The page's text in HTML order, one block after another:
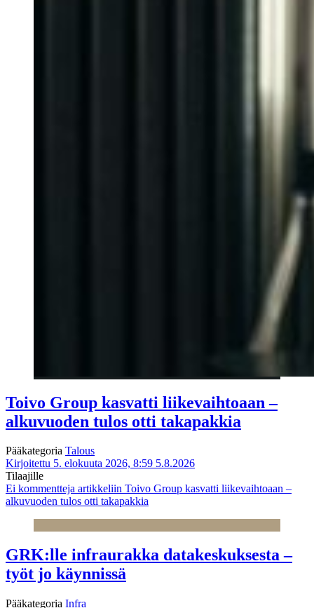
Toivo Group kasvatti liikevaihtoaan –
alkuvuoden tulos otti takapakkia
Pääkategoria Talous
Kirjoitettu 5. elokuuta 2026, 8:59 5.8.2026
Tilaajille
Ei kommentteja artikkeliin Toivo Group kasvatti liikevaihtoaan –
alkuvuoden tulos otti takapakkia
GRK:lle infraurakka datakeskuksesta –
työt jo käynnissä
Pääkategoria Infra